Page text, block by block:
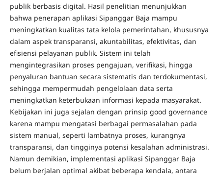
publik berbasis digital. Hasil penelitian menunjukkan
bahwa penerapan aplikasi Sipanggar Baja mampu
meningkatkan kualitas tata kelola pemerintahan, khususnya
dalam aspek transparansi, akuntabilitas, efektivitas, dan
efisiensi pelayanan publik. Sistem ini telah
mengintegrasikan proses pengajuan, verifikasi, hingga
penyaluran bantuan secara sistematis dan terdokumentasi,
sehingga mempermudah pengelolaan data serta
meningkatkan keterbukaan informasi kepada masyarakat.
Kebijakan ini juga sejalan dengan prinsip good governance
karena mampu mengatasi berbagai permasalahan pada
sistem manual, seperti lambatnya proses, kurangnya
transparansi, dan tingginya potensi kesalahan administrasi.
Namun demikian, implementasi aplikasi Sipanggar Baja
belum berjalan optimal akibat beberapa kendala, antara